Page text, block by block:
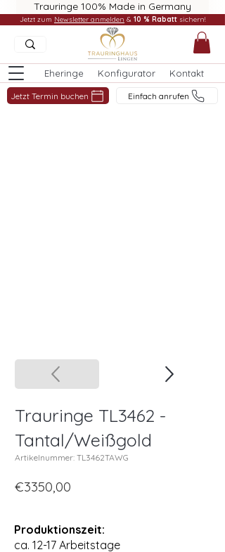
Trauringe 100% Made in Germany
Eheringe Konfigurator Kontakt
Jetzt Termin buchen Einfach anrufen
Jetzt zum Newsletter anmelden & 10 % Rabatt sichern!
Trauringe TL3462 -
Tantal/Weißgold
Artikelnummer: TL3462TAWG
€3350,00
Produktionszeit:
ca. 12-17 Arbeitstage